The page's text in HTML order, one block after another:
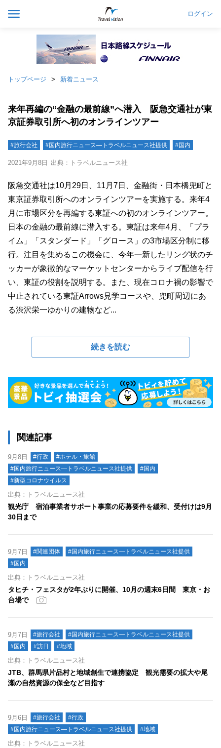
ログイン
トップページ 新着ニュース
来年再編の“金融の最前線”へ潜入 阪急交通社が東
京証券取引所へ初のオンラインツアー
#旅行会社 #国内旅行ニュース―トラベルニュース社提供 #国内
2021年9月8日 出典：トラベルニュース社
阪急交通社は10月29日、11月7日、金融街・日本橋兜町と
東京証券取引所へのオンラインツアーを実施する。来年4
月に市場区分を再編する東証への初のオンラインツアー。
日本の金融の最前線に潜入する。東証は来年4月、「プラ
イム」「スタンダード」「グロース」の3市場区分制に移
行。注目を集めるこの機会に、今年一新したリング状のチ
ッカーが象徴的なマーケットセンターからライブ配信を行
い、東証の役割を説明する。また、現在コロナ禍の影響で
中止されている東証Arrows見学コースや、兜町周辺にあ
る渋沢栄一ゆかりの建物など...
続きを読む
関連記事
9月8日 #行政
#ホテル・旅館
#国内旅行ニュース―トラベルニュース社提供
#国内
#新型コロナウイルス
出典：トラベルニュース社
観光庁 宿泊事業者サポート事業の応募要件を緩和、受付けは9月
30日まで
9月7日 #関連団体
#国内旅行ニュース―トラベルニュース社提供
#国内
出典：トラベルニュース社
タヒチ・フェスタが2年ぶりに開催、10月の週末6日間 東京・お
台場で
9月7日 #旅行会社
#国内旅行ニュース―トラベルニュース社提供
#国内
#訪日 #地域
出典：トラベルニュース社
JTB、群馬県片品村と地域創生で連携協定 観光需要の拡大や尾
瀬の自然資源の保全など目指す
9月6日 #旅行会社
#行政
#国内旅行ニュース―トラベルニュース社提供
#地域
出典：トラベルニュース社